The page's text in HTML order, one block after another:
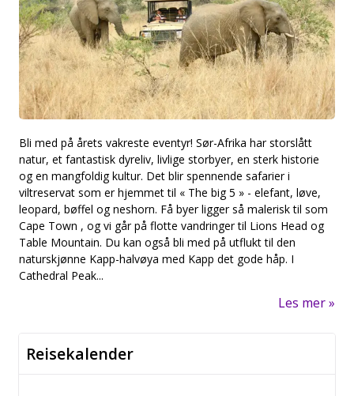
Bli med på årets vakreste eventyr! Sør-Afrika har storslått
natur, et fantastisk dyreliv, livlige storbyer, en sterk historie
og en mangfoldig kultur. Det blir spennende safarier i
viltreservat som er hjemmet til « The big 5 » - elefant, løve,
leopard, bøffel og neshorn. Få byer ligger så malerisk til som
Cape Town , og vi går på flotte vandringer til Lions Head og
Table Mountain. Du kan også bli med på utflukt til den
naturskjønne Kapp-halvøya med Kapp det gode håp. I
Cathedral Peak...
Les mer
Reisekalender